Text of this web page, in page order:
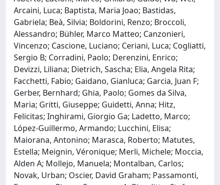
Arcaini, Luca; Baptista, Maria Joao; Bastidas,
Gabriela; Beà, Silvia; Boldorini, Renzo; Broccoli,
Alessandro; Bühler, Marco Matteo; Canzonieri,
Vincenzo; Cascione, Luciano; Ceriani, Luca; Cogliatti,
Sergio B; Corradini, Paolo; Derenzini, Enrico;
Devizzi, Liliana; Dietrich, Sascha; Elia, Angela Rita;
Facchetti, Fabio; Gaidano, Gianluca; Garcia, Juan F;
Gerber, Bernhard; Ghia, Paolo; Gomes da Silva,
Maria; Gritti, Giuseppe; Guidetti, Anna; Hitz,
Felicitas; Inghirami, Giorgio Ga; Ladetto, Marco;
López-Guillermo, Armando; Lucchini, Elisa;
Maiorana, Antonino; Marasca, Roberto; Matutes,
Estella; Meignin, Véronique; Merli, Michele; Moccia,
Alden A; Mollejo, Manuela; Montalban, Carlos;
Novak, Urban; Oscier, David Graham; Passamonti,